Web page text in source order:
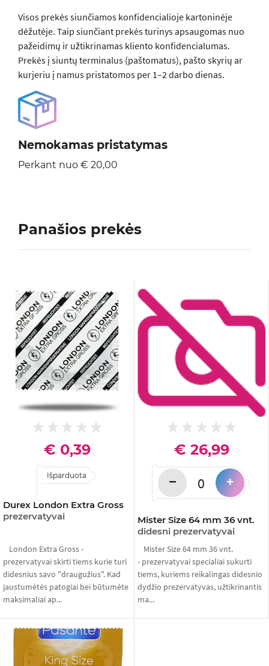
Visos prеkės siunčiamos konfidencialioje kartoninėje
dėžutėje. Taip siunčiant prekės turinys apsaugomas nuo
pažeidimų ir užtikrinamas kliento konfidencialumas.
Prekės į siuntų terminalus (paštomatus), pašto skyrių ar
kurjeriu į namus pristatomos per 1–2 darbo dienas.
Nemokamas pristatymas
Perkant nuo € 20,00
Panašios prekės
Durex London Extra Gross
prezervatyvai
€ 0,39
Išparduota
London Extra Gross -
prezervatyvai skirti tiems kurie turi
didesnius savo "draugužius". Kad
jaustumėtės patogiai bei būtumėte
maksimaliai ap...
Mister Size 64 mm 36 vnt.
didesni prezervatyvai
€ 26,99
− +
Mister Size 64 mm 36 vnt.
- prezervatyvai specialiai sukurti
tiems, kuriems reikalingas didesnio
dydžio prezervatyvas, užtikrinantis
ma...